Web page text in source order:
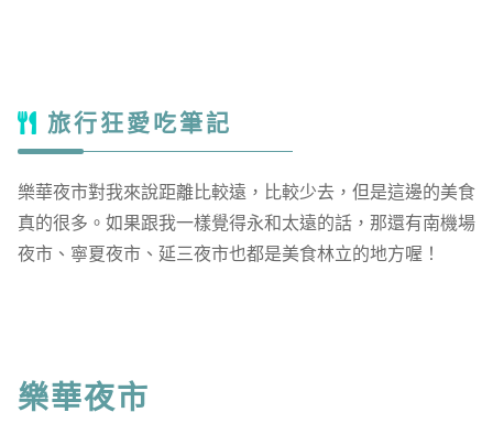
旅行狂愛吃筆記
樂華夜市對我來說距離比較遠，比較少去，但是這邊的美食
真的很多。如果跟我一樣覺得永和太遠的話，那還有南機場
夜市、寧夏夜市、延三夜市也都是美食林立的地方喔！
樂華夜市